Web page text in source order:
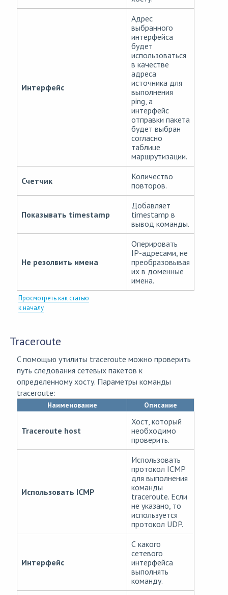
Интерфейс
Адрес
выбранного
интерфейса
будет
использоваться
в качестве
адреса
источника для
выполнения
ping, а
интерфейс
отправки пакета
будет выбран
согласно
таблице
маршрутизации.
Счетчик
Количество
повторов.
Показывать timestamp
Добавляет
timestamp в
вывод команды.
Не резолвить имена
Оперировать
IP-адресами, не
преобразовывая
их в доменные
имена.
Просмотреть как статью
к началу
Traceroute
C помощью утилиты traceroute можно проверить
путь следования сетевых пакетов к
определенному хосту. Параметры команды
traceroute:
Наименование Описание
Traceroute host
Хост, который
необходимо
проверить.
Использовать ICMP
Использовать
протокол ICMP
для выполнения
команды
traceroute. Если
не указано, то
используется
протокол UDP.
Интерфейс
С какого
сетевого
интерфейса
выполнять
команду.